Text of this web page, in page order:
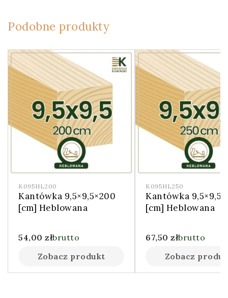
Podobne produkty
K095HL200
Kantówka 9,5×9,5×200
[cm] Heblowana
54,00 złbrutto
Zobacz produkt
K095HL250
Kantówka
[cm] Heblowana
67,50 złbrutto
Zobacz